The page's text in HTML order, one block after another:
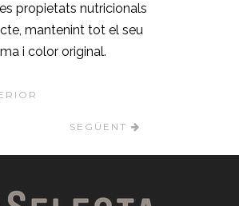
propietats nutricionals
mantenint tot el seu
i color original.
SEGÜENT